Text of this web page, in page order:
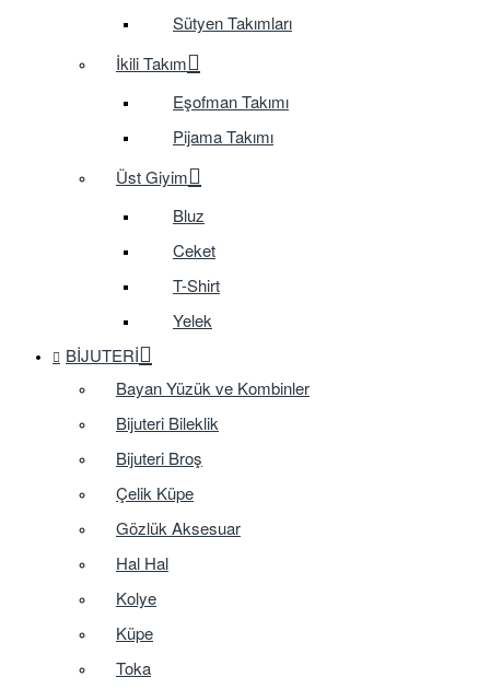
Sütyen Takımları
İkili Takım
Eşofman Takımı
Pijama Takımı
Üst Giyim
Bluz
Ceket
T-Shirt
Yelek
BIJUTERI
Bayan Yüzük ve Kombinler
Bijuteri Bileklik
Bijuteri Broş
Çelik Küpe
Gözlük Aksesuar
Hal Hal
Kolye
Küpe
Toka